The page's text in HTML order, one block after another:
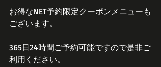
お得なNET予約限定クーポンメニューも
ございます。
365日24時間ご予約可能ですので是非ご
利用ください。